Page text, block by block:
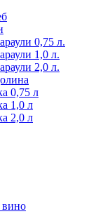
0,75 л.
1,0 л.
2,0 л.
0,75 л
1,0 л
2,0 л
вино